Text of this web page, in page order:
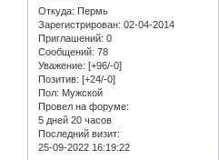
Откуда: Пермь
Зарегистрирован: 02-04-2014
Приглашений: 0
Сообщений: 78
Уважение: [+96/-0]
Позитив: [+24/-0]
Пол: Мужской
Провел на форуме:
5 дней 20 часов
Последний визит:
25-09-2022 16:19:22